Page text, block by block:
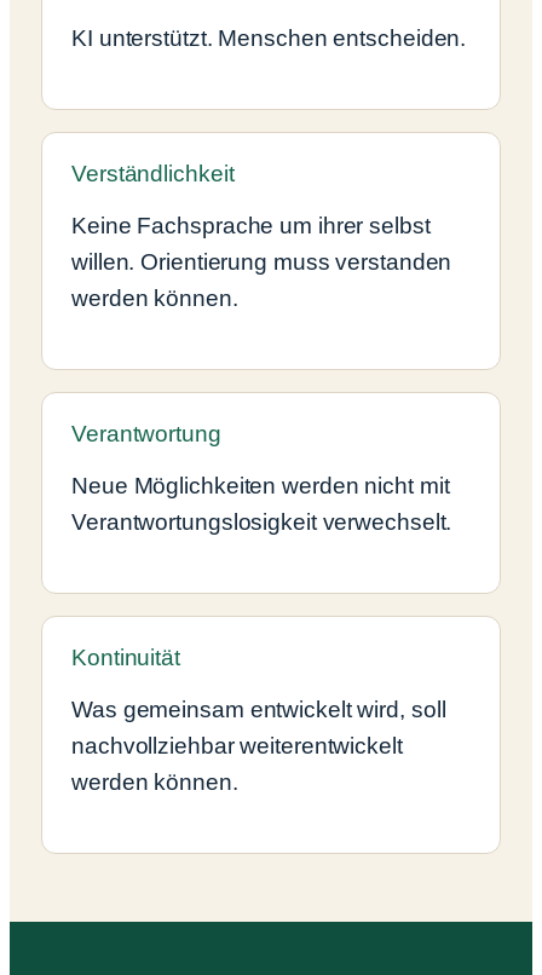
KI unterstützt. Menschen entscheiden.
Verständlichkeit
Keine Fachsprache um ihrer selbst
willen. Orientierung muss verstanden
werden können.
Verantwortung
Neue Möglichkeiten werden nicht mit
Verantwortungslosigkeit verwechselt.
Kontinuität
Was gemeinsam entwickelt wird, soll
nachvollziehbar weiterentwickelt
werden können.